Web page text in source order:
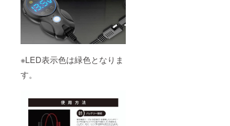
※LED表示色は緑色となりま
す。